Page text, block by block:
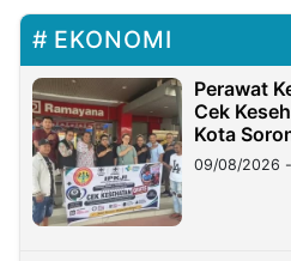
EKONOMI
Perawat
Cek
Kota
09/08/2026